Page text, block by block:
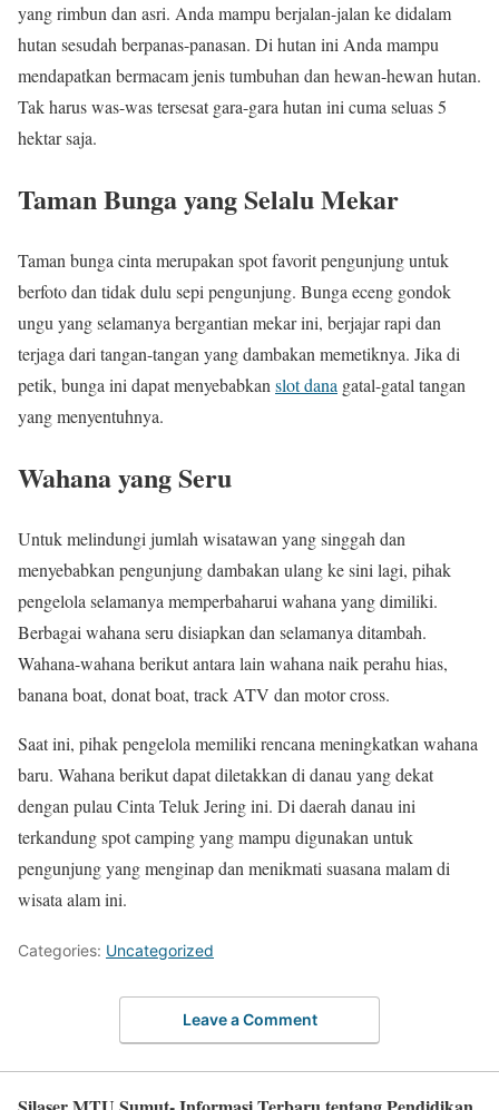
yang rimbun dan asri. Anda mampu berjalan-jalan ke didalam
hutan sesudah berpanas-panasan. Di hutan ini Anda mampu
mendapatkan bermacam jenis tumbuhan dan hewan-hewan hutan.
Tak harus was-was tersesat gara-gara hutan ini cuma seluas 5
hektar saja.
Taman Bunga yang Selalu Mekar
Taman bunga cinta merupakan spot favorit pengunjung untuk
berfoto dan tidak dulu sepi pengunjung. Bunga eceng gondok
ungu yang selamanya bergantian mekar ini, berjajar rapi dan
terjaga dari tangan-tangan yang dambakan memetiknya. Jika di
petik, bunga ini dapat menyebabkan slot dana gatal-gatal tangan
yang menyentuhnya.
Wahana yang Seru
Untuk melindungi jumlah wisatawan yang singgah dan
menyebabkan pengunjung dambakan ulang ke sini lagi, pihak
pengelola selamanya memperbaharui wahana yang dimiliki.
Berbagai wahana seru disiapkan dan selamanya ditambah.
Wahana-wahana berikut antara lain wahana naik perahu hias,
banana boat, donat boat, track ATV dan motor cross.
Saat ini, pihak pengelola memiliki rencana meningkatkan wahana
baru. Wahana berikut dapat diletakkan di danau yang dekat
dengan pulau Cinta Teluk Jering ini. Di daerah danau ini
terkandung spot camping yang mampu digunakan untuk
pengunjung yang menginap dan menikmati suasana malam di
wisata alam ini.
Categories: Uncategorized
Leave a Comment